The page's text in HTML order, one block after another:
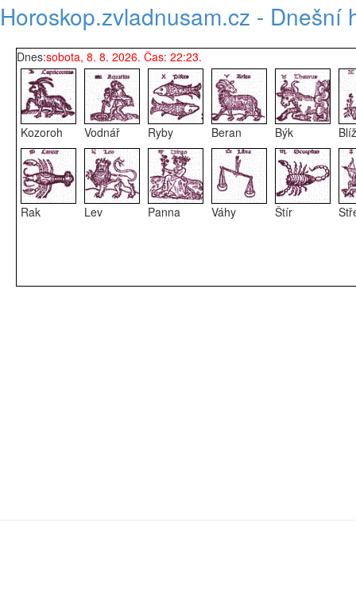
Horoskop.zvladnusam.cz - Dnešní
Dnes:sobota, 8. 8. 2026. Čas: 22:23.
Kozoroh Vodnář Ryby Beran Býk
Rak Lev Panna Váhy Štír